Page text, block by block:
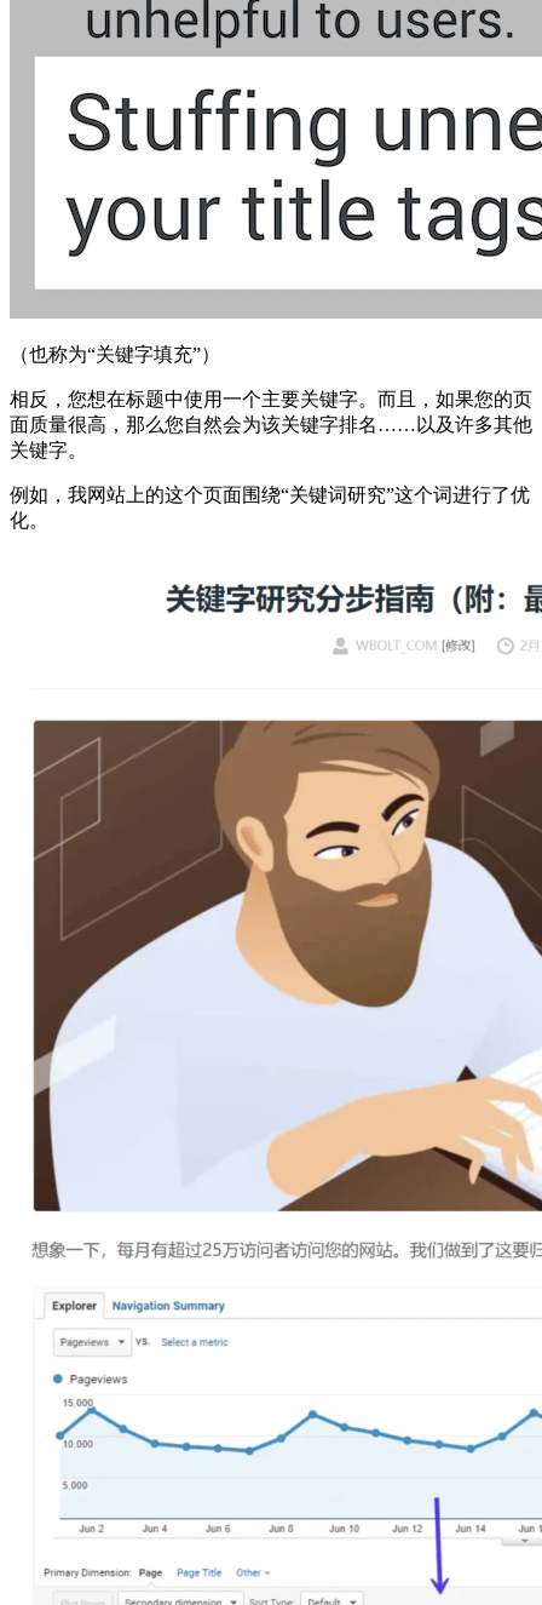
（也称为“关键字填充”）
相反，您想在标题中使用一个主要关键字。而且，如果您的页
面质量很高，那么您自然会为该关键字排名……以及许多其他
关键字。
例如，我网站上的这个页面围绕“关键词研究”这个词进行了优
化。